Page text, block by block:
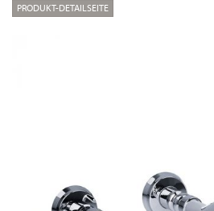
PRODUKT-DETAILSEITE